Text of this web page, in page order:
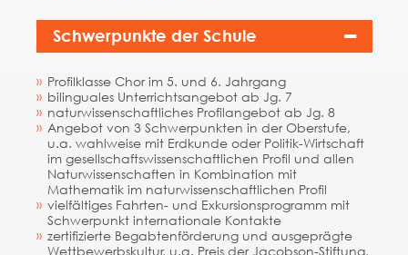
Schwerpunkte der Schule
Profilklasse Chor im 5. und 6. Jahrgang
bilinguales Unterrichtsangebot ab Jg. 7
naturwissenschaftliches Profilangebot ab Jg. 8
Angebot von 3 Schwerpunkten in der Oberstufe,
u.a. wahlweise mit Erdkunde oder Politik-Wirtschaft
im gesellschaftswissenschaftlichen Profil und allen
Naturwissenschaften in Kombination mit
Mathematik im naturwissenschaftlichen Profil
vielfältiges Fahrten- und Exkursionsprogramm mit
Schwerpunkt internationale Kontakte
zertifizierte Begabtenförderung und ausgeprägte
Wettbewerbskultur, u.a. Preis der Jacobson-Stiftung,